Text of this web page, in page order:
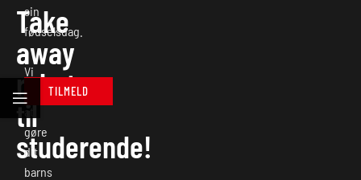
Take
away
rabater
til
studerende!
sin
fødselsdag.
Vi
ønsker
gøre
dit
barns
TILMELD